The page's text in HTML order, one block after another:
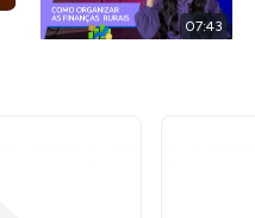
07:43